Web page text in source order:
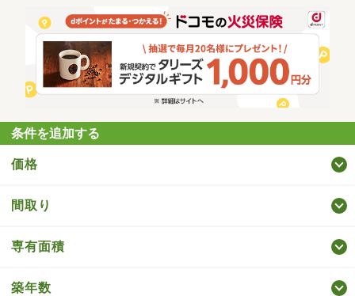
条件を追加する
価格
間取り
専有面積
築年数